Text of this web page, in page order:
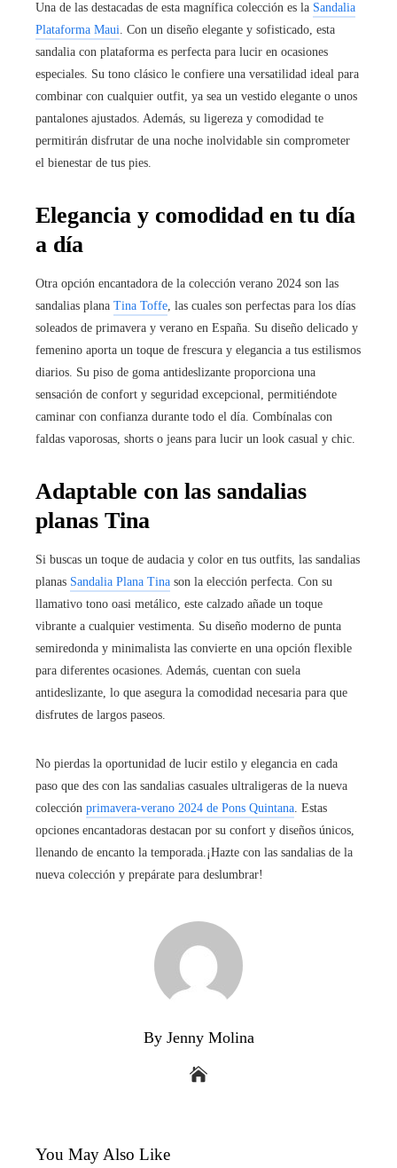
Una de las destacadas de esta magnífica colección es la Sandalia
Plataforma Maui. Con un diseño elegante y sofisticado, esta
sandalia con plataforma es perfecta para lucir en ocasiones
especiales. Su tono clásico le confiere una versatilidad ideal para
combinar con cualquier outfit, ya sea un vestido elegante o unos
pantalones ajustados. Además, su ligereza y comodidad te
permitirán disfrutar de una noche inolvidable sin comprometer
el bienestar de tus pies.
Elegancia y comodidad en tu día
a día
Otra opción encantadora de la colección verano 2024 son las
sandalias plana Tina Toffe, las cuales son perfectas para los días
soleados de primavera y verano en España. Su diseño delicado y
femenino aporta un toque de frescura y elegancia a tus estilismos
diarios. Su piso de goma antideslizante proporciona una
sensación de confort y seguridad excepcional, permitiéndote
caminar con confianza durante todo el día. Combínalas con
faldas vaporosas, shorts o jeans para lucir un look casual y chic.
Adaptable con las sandalias
planas Tina
Si buscas un toque de audacia y color en tus outfits, las sandalias
planas Sandalia Plana Tina son la elección perfecta. Con su
llamativo tono oasi metálico, este calzado añade un toque
vibrante a cualquier vestimenta. Su diseño moderno de punta
semiredonda y minimalista las convierte en una opción flexible
para diferentes ocasiones. Además, cuentan con suela
antideslizante, lo que asegura la comodidad necesaria para que
disfrutes de largos paseos.
No pierdas la oportunidad de lucir estilo y elegancia en cada
paso que des con las sandalias casuales ultraligeras de la nueva
colección primavera-verano 2024 de Pons Quintana. Estas
opciones encantadoras destacan por su confort y diseños únicos,
llenando de encanto la temporada.¡Hazte con las sandalias de la
nueva colección y prepárate para deslumbrar!
By Jenny Molina
You May Also Like